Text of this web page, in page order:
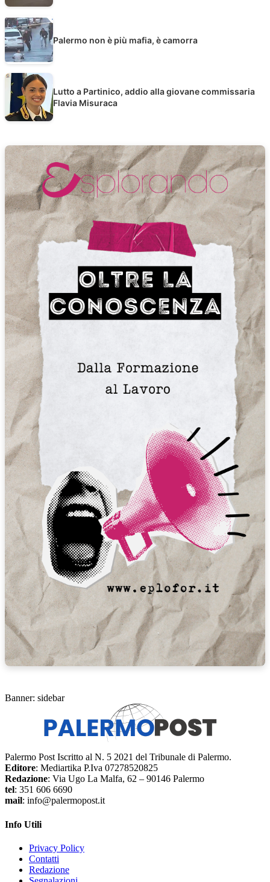
Palermo non è più mafia, è camorra
Lutto a Partinico, addio alla giovane commissaria
Flavia Misuraca
Banner: sidebar
Palermo Post Iscritto al N. 5 2021 del Tribunale di Palermo.
Editore: Mediartika P.Iva 07278520825
Redazione: Via Ugo La Malfa, 62 – 90146 Palermo
tel: 351 606 6690
mail: info@palermopost.it
Info Utili
Privacy Policy
Contatti
Redazione